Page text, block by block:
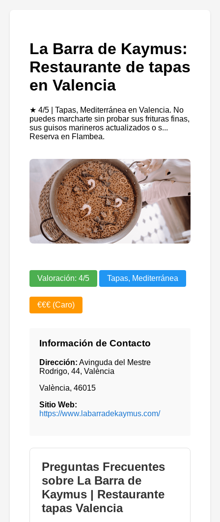
La Barra de Kaymus:
Restaurante de tapas
en Valencia
★ 4/5 | Tapas, Mediterránea en Valencia. No
puedes marcharte sin probar sus frituras finas,
sus guisos marineros actualizados o s...
Reserva en Flambea.
Valoración: 4/5 Tapas, Mediterránea
€€€ (Caro)
Información de Contacto
Dirección: Avinguda del Mestre
Rodrigo, 44, València
València, 46015
Sitio Web:
https://www.labarradekaymus.com/
Preguntas Frecuentes
sobre La Barra de
Kaymus | Restaurante
tapas Valencia